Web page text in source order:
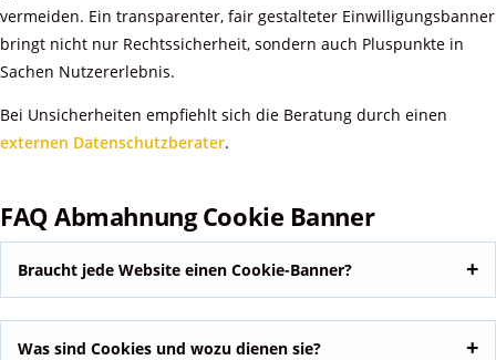
vermeiden. Ein transparenter, fair gestalteter Einwilligungsbanner
bringt nicht nur Rechtssicherheit, sondern auch Pluspunkte in
Sachen Nutzererlebnis.
Bei Unsicherheiten empfiehlt sich die Beratung durch einen
externen Datenschutzberater.
FAQ Abmahnung Cookie Banner
Braucht jede Website einen Cookie-Banner?
Was sind Cookies und wozu dienen sie?